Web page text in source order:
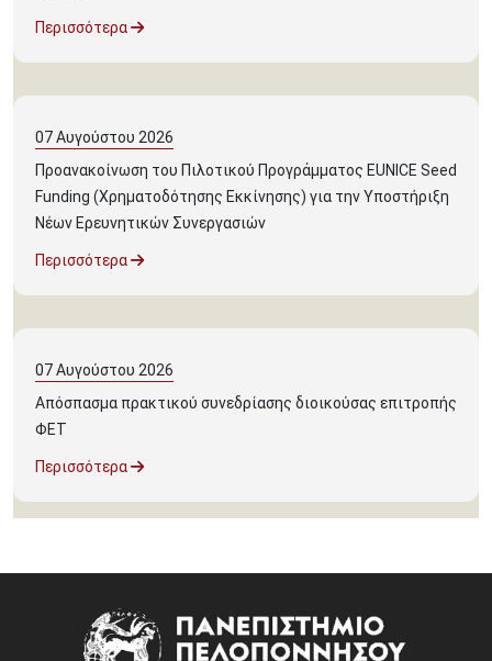
Περισσότερα
07Αυγούστου 2026
Προανακοίνωση του Πιλοτικού Προγράμματος EUNICE Seed
Funding (Χρηματοδότησης Εκκίνησης) για την Υποστήριξη
Νέων Ερευνητικών Συνεργασιών
Περισσότερα
07Αυγούστου 2026
Απόσπασμα πρακτικού συνεδρίασης διοικούσας επιτροπής
ΦΕΤ
Περισσότερα